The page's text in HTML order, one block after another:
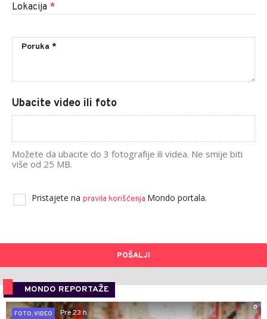
Lokacija *
Ubacite video ili foto
Možete da ubacite do 3 fotografije ili videa. Ne smije biti
više od 25 MB.
Pristajete na pravila korišćenja Mondo portala.
POŠALJI
MONDO REPORTAŽE
0
FOTO, VIDEO
Pre 23 h